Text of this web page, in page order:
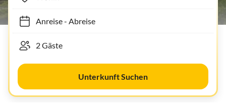
Anreise- Abreise
Unterkunft Suchen